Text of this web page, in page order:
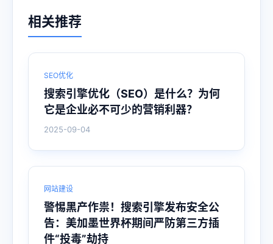
相关推荐
SEO优化
搜索引擎优化（SEO）是什么？为何
它是企业必不可少的营销利器？
2025-09-04
网站建设
警惕黑产作祟！搜索引擎发布安全公
告：美加墨世界杯期间严防第三方插
件“投毒”劫持